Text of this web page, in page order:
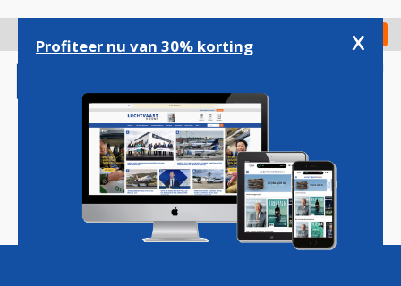
gaan
Check in
Magazine Podcasts Vacatures
Profiteer nu van 30% korting x